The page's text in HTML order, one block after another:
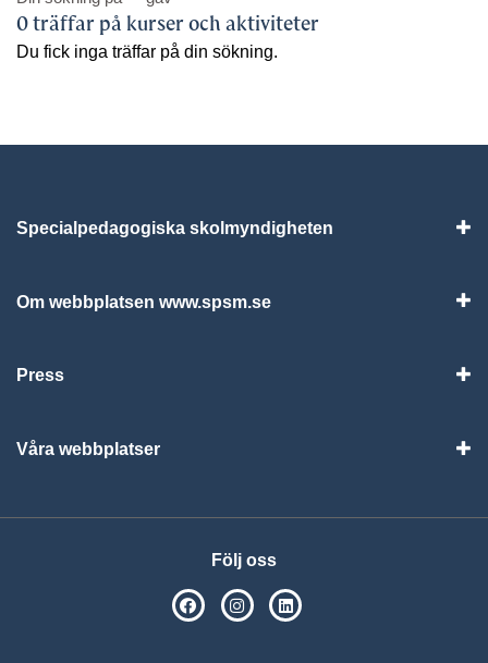
0 träffar på kurser och aktiviteter
Du fick inga träffar på din sökning.
Specialpedagogiska skolmyndigheten
Om webbplatsen www.spsm.se
Press
Våra webbplatser
Följ oss
SPSM på Facebook
SPSM på Instagram